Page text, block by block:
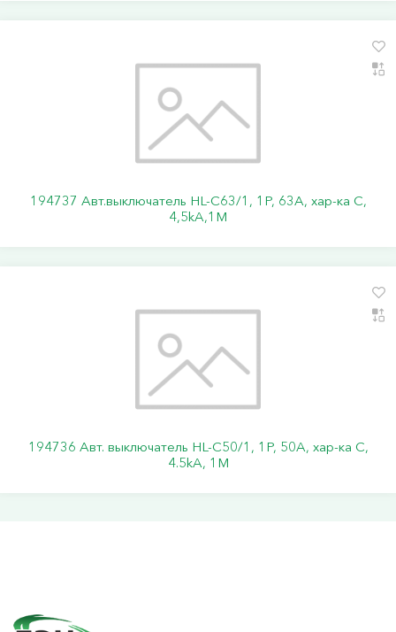
194737 Авт.выключатель HL-C63/1, 1Р, 63А, хар-ка С,
4,5kA,1M
194736 Авт. выключатель HL-C50/1, 1P, 50A, хар-ка C,
4.5kA, 1M